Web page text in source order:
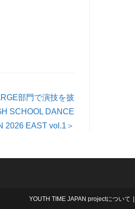
部門で演技を披
SCHOOL DANCE
2026 EAST vol.1＞
YOUTH TIME JAPAN projectについて